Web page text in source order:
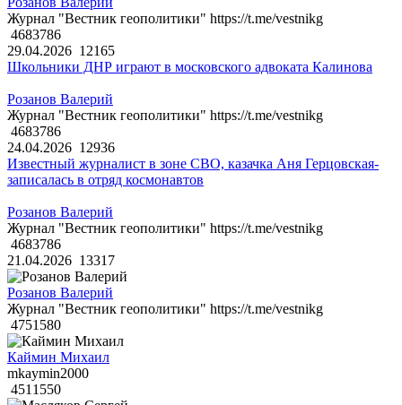
Журнал "Вестник геополитики" https://t.me/vestnikg
4683786
29.04.2026 12165
Школьники ДНР играют в московского адвоката Калинова
Розанов Валерий
Журнал "Вестник геополитики" https://t.me/vestnikg
4683786
24.04.2026 12936
Известный журналист в зоне СВО, казачка Аня Герцовская-
записалась в отряд космонавтов
Розанов Валерий
Журнал "Вестник геополитики" https://t.me/vestnikg
4683786
21.04.2026 13317
Розанов Валерий
Журнал "Вестник геополитики" https://t.me/vestnikg
4751580
Каймин Михаил
mkaymin2000
4511550